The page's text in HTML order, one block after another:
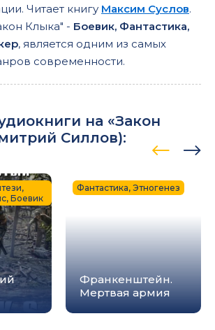
Читает книгу Максим Суслов.
Клыка" - Боевик, Фантастика,
, является одним из самых
современности.
на «Закон
Силлов):
Боевик
Франкенштейн.
Мертвая армия
Фантастика, Этногенез